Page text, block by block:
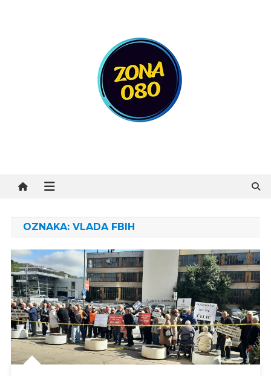
OZNAKA: VLADA FBIH